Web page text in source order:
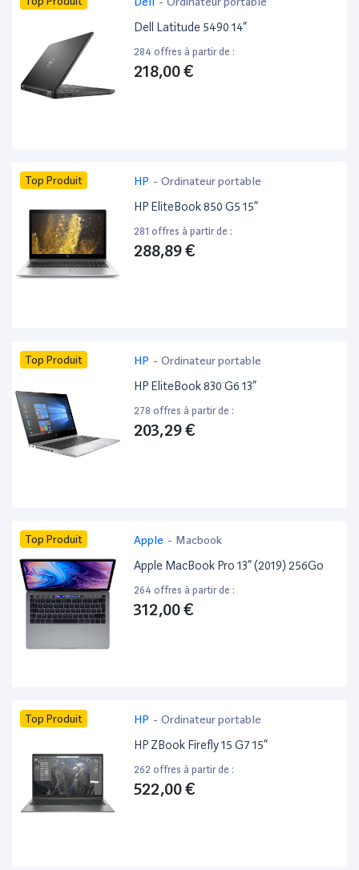
Dell Latitude 5490 14”
284 offres à partir de :
218,00 €
Top Produit HP - Ordinateur portable
HP EliteBook 850 G5 15”
281 offres à partir de :
288,89 €
Top Produit HP - Ordinateur portable
HP EliteBook 830 G6 13”
278 offres à partir de :
203,29 €
Top Produit Apple - Macbook
Apple MacBook Pro 13” (2019) 256Go
264 offres à partir de :
312,00 €
Top Produit HP - Ordinateur portable
HP ZBook Firefly 15 G7 15”
262 offres à partir de :
522,00 €